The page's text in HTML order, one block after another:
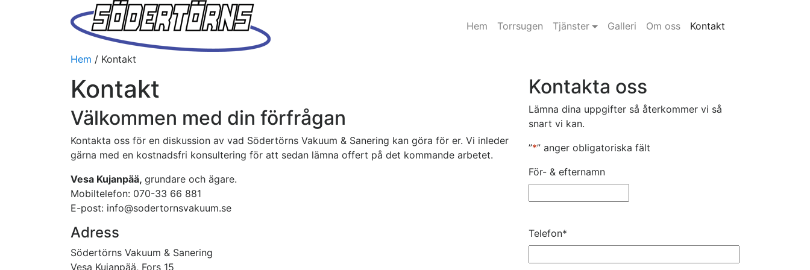
Hem Torrsugen Tjänster Galleri Om oss Kontakt
Hem / Kontakt
Kontakt
Välkommen med din förfrågan
Kontakta oss för en diskussion av vad Södertörns Vakuum & Sanering kan göra för er. Vi inleder
gärna med en kostnadsfri konsultering för att sedan lämna offert på det kommande arbetet.
Vesa Kujanpää, grundare och ägare.
Mobiltelefon: 070-33 66 881
E-post: info@sodertornsvakuum.se
Adress
Södertörns Vakuum & Sanering
Vesa Kujanpää, Fors 15
Kontakta oss
Lämna dina uppgifter så återkommer vi så
snart vi kan.
”*” anger obligatoriska fält
För- & efternamn
Telefon*